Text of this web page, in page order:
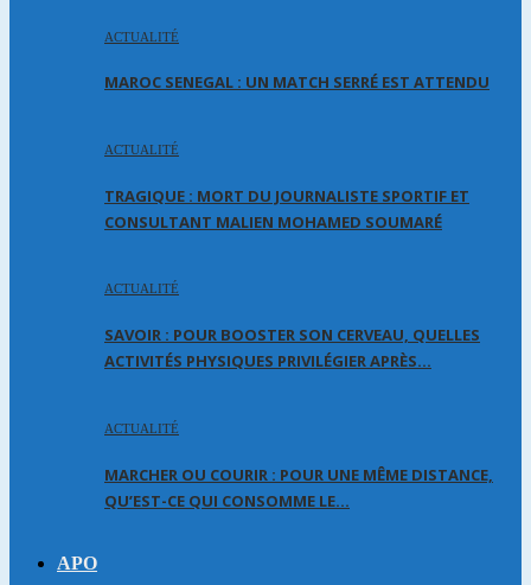
ACTUALITÉ
MAROC SENEGAL : UN MATCH SERRÉ EST ATTENDU
ACTUALITÉ
TRAGIQUE : MORT DU JOURNALISTE SPORTIF ET
CONSULTANT MALIEN MOHAMED SOUMARÉ
ACTUALITÉ
SAVOIR : POUR BOOSTER SON CERVEAU, QUELLES
ACTIVITÉS PHYSIQUES PRIVILÉGIER APRÈS…
ACTUALITÉ
MARCHER OU COURIR : POUR UNE MÊME DISTANCE,
QU’EST-CE QUI CONSOMME LE…
APO